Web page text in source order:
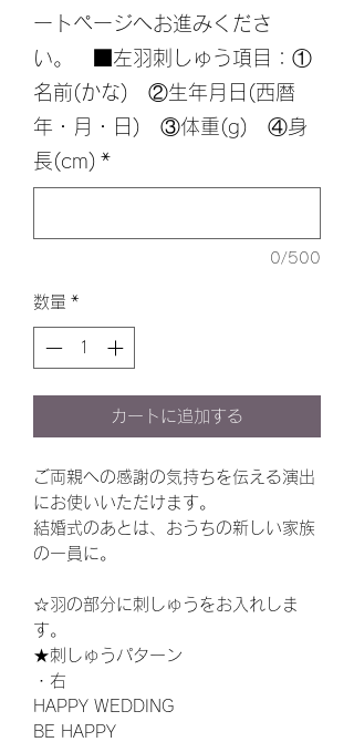
ートページへお進みくださ
い。 ■左羽刺しゅう項目：①
名前(かな) ②生年月日(西暦
年・月・日) ③体重(g) ④身
長(cm) *
0/500
数量 *
カートに追加する
ご両親への感謝の気持ちを伝える演出
にお使いいただけます。
結婚式のあとは、おうちの新しい家族
の一員に。
☆羽の部分に刺しゅうをお入れしま
す。
★刺しゅうパターン
・右
HAPPY WEDDING
BE HAPPY